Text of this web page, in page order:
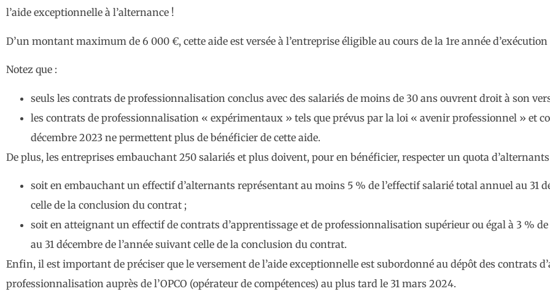
l’aide exceptionnelle à l’alternance !
D’un montant maximum de 6 000 €, cette aide est versée à l’entreprise éligible au cours de la 1re année
Notez que :
seuls les contrats de professionnalisation conclus avec des salariés de moins de 30 ans ouvrent droit à son
les contrats de professionnalisation « expérimentaux » tels que prévus par la loi « avenir professionnel » et
décembre 2023 ne permettent plus de bénéficier de cette aide.
De plus, les entreprises embauchant 250 salariés et plus doivent, pour en bénéficier, respecter un quota
soit en embauchant un effectif d’alternants représentant au moins 5 % de l’effectif salarié total annuel au 31
celle de la conclusion du contrat ;
soit en atteignant un effectif de contrats d’apprentissage et de professionnalisation supérieur ou égal à 3 %
au 31 décembre de l’année suivant celle de la conclusion du contrat.
Enfin, il est important de préciser que le versement de l’aide exceptionnelle est subordonné au dépôt des contrats
professionnalisation auprès de l’OPCO (opérateur de compétences) au plus tard le 31 mars 2024.